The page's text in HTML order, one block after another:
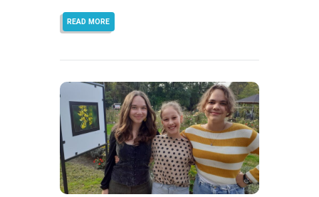
READ MORE